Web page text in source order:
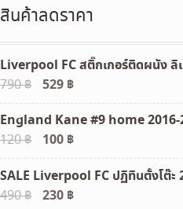
สินค้าลดราคา
Liverpool FC สติ๊กเกอร์ติดผนัง ลิ
790฿
Original
price
was:
790 ฿.
529 ฿Current
price
is:
529 ฿.
England Kane #9 home 2016-
120฿
Original
price
was:
120 ฿.
100 ฿Current
price
is:
100 ฿.
SALE Liverpool FC ปฏิทินตั้งโต๊ะ
490฿
Original
230 ฿Current